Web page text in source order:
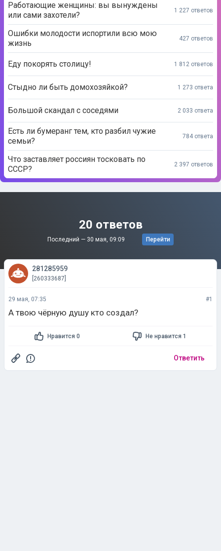
Работающие женщины: вы вынуждены
или сами захотели?
1 227 ответов
Ошибки молодости испортили всю мою
жизнь
427 ответов
Еду покорять столицу! 1 812 ответов
Стыдно ли быть домохозяйкой? 1 273 ответа
Большой скандал с соседями 2 033 ответа
Есть ли бумеранг тем, кто разбил чужие
семьи?
784 ответа
Что заставляет россиян тосковать по
СССР?
2 397 ответов
20 ответов
Последний — 30 мая, 09:09 Перейти
281285959
[260333687]
29 мая, 07:35 #1
А твою чёрную душу кто создал?
Нравится 0 Не нравится 1
Ответить